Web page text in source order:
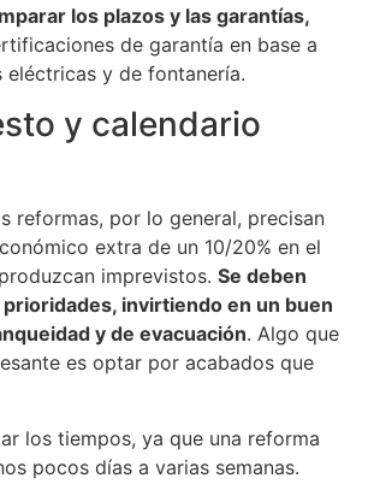
los plazos y las garantías,
de garantía en base a
eléctricas y de fontanería.
y calendario
reformas, por lo general, precisan
extra de un 10/20% en el
imprevistos. Se deben
invirtiendo en un buen
y de evacuación. Algo que
es optar por acabados que
los tiempos, ya que una reforma
pocos días a varias semanas.